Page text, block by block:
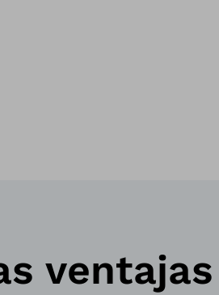
ventajas